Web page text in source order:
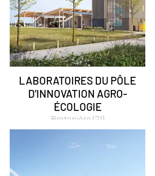
LABORATOIRES DU PÔLE
D'INNOVATION AGRO-
ÉCOLOGIE
Bretenière (21)